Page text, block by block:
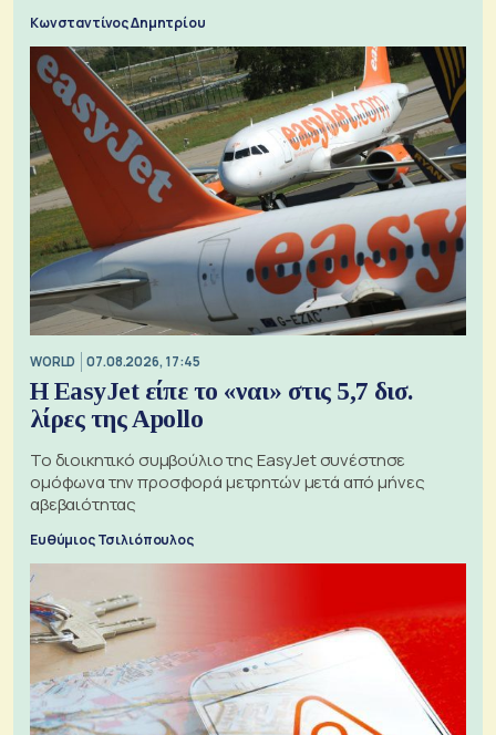
Κωνσταντίνος Δημητρίου
WORLD 07.08.2026, 17:45
Η EasyJet είπε το «ναι» στις 5,7 δισ.
λίρες της Apollo
Το διοικητικό συμβούλιο της EasyJet συνέστησε
ομόφωνα την προσφορά μετρητών μετά από μήνες
αβεβαιότητας
Ευθύμιος Τσιλιόπουλος